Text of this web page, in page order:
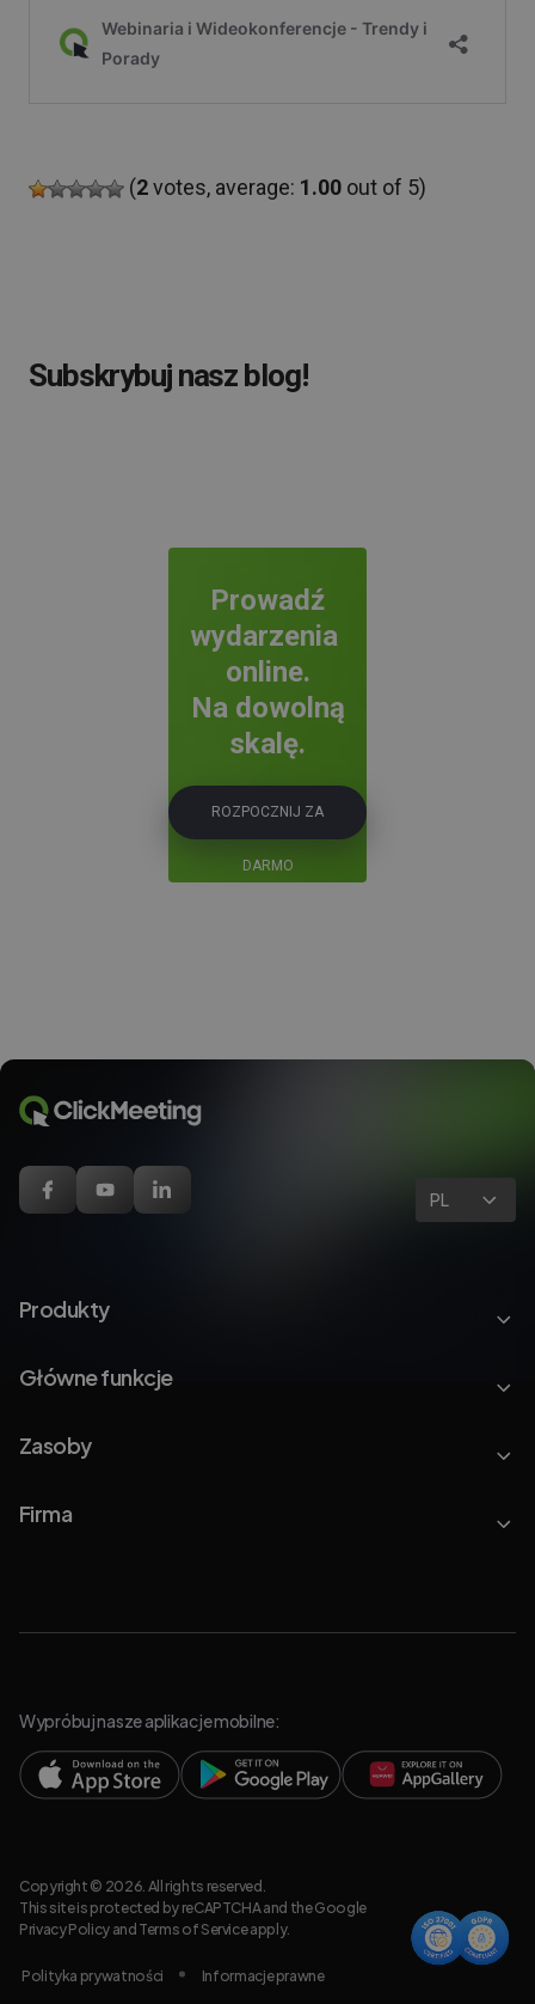
(2votes, average: 1.00 out of 5)
Subskrybuj nasz blog!
Prowadź
wydarzenia
online.
Na dowolną
skalę.
ROZPOCZNIJ ZA
DARMO
PL
Produkty
Główne funkcje
Zasoby
Firma
Wypróbuj nasze aplikacje mobilne:
Copyright © 2026. All rights reserved.
This site is protected by reCAPTCHA and the Google
Privacy Policyand Terms of Serviceapply.
Polityka prywatności Informacje prawne